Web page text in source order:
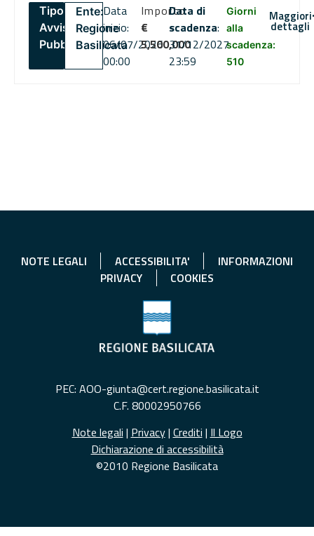
Tipo:
Avviso
Pubblico
Ente:
Regione
Basilicata
Data
inizio:
06/07/2026
00:00
Importo
€
5,500,000
Data di
scadenza:
31/12/2027
23:59
Giorni
alla
scadenza:
510
Maggiori
dettagli
NOTE LEGALI ACCESSIBILITA'
INFORMAZIONI
PRIVACY
COOKIES
PEC: AOO-giunta@cert.regione.basilicata.it
C.F. 80002950766
Note legali | Privacy| Crediti | Il Logo
Dichiarazione di accessibilità
©2010 Regione Basilicata